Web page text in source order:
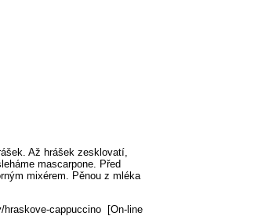
Až hrášek zesklovatí,
mascarpone. Před
mixérem. Pěnou z mléka
hraskove-cappuccino [On-line